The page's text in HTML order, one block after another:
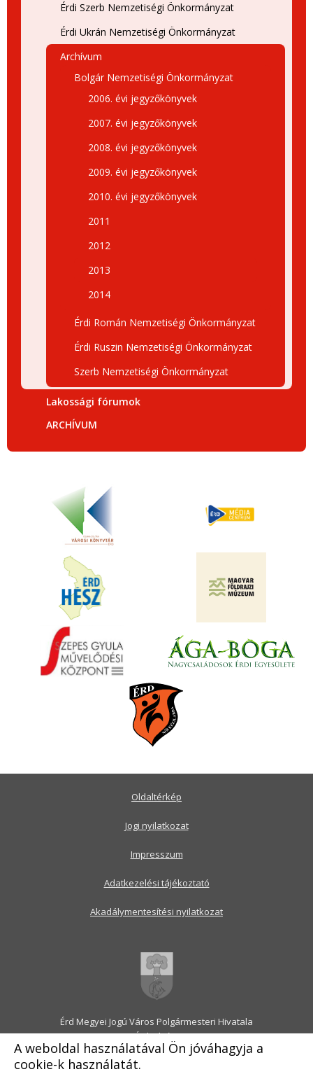
A weboldal használatával Ön jóváhagyja a
cookie-k használatát.
Érdi Szerb Nemzetiségi Önkormányzat
Érdi Ukrán Nemzetiségi Önkormányzat
Archívum
Bolgár Nemzetiségi Önkormányzat
2006. évi jegyzőkönyvek
2007. évi jegyzőkönyvek
2008. évi jegyzőkönyvek
2009. évi jegyzőkönyvek
2010. évi jegyzőkönyvek
2011
2012
2013
2014
Érdi Román Nemzetiségi Önkormányzat
Érdi Ruszin Nemzetiségi Önkormányzat
Szerb Nemzetiségi Önkormányzat
Lakossági fórumok
ARCHÍVUM
Érd Megyei Jogú Város Polgármesteri Hivatala
2030 Érd, Alsó utca 1.
Levélcím: 2031 Érd, Pf.: 31
E-mail:onkormanyzat@erd.hu
Oldaltérkép
Jogi nyilatkozat
Impresszum
Adatkezelési tájékoztató
Akadálymentesítési nyilatkozat